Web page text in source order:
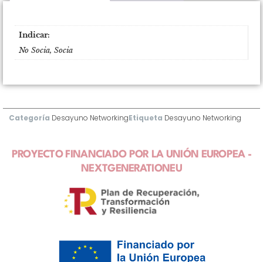
Indicar:
No Socia, Socia
Categoría Desayuno NetworkingEtiqueta Desayuno Networking
PROYECTO FINANCIADO POR LA UNIÓN EUROPEA -
NEXTGENERATIONEU